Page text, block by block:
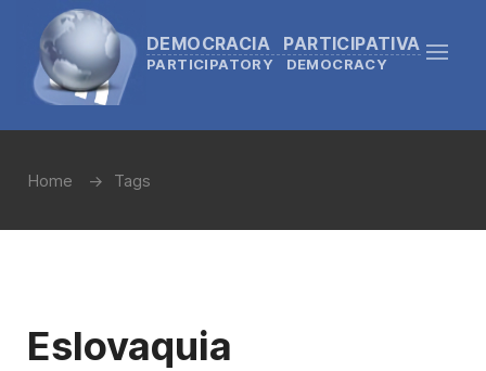
DEMOCRACIA PARTICIPATIVA
PARTICIPATORY DEMOCRACY
Home Tags
Eslovaquia